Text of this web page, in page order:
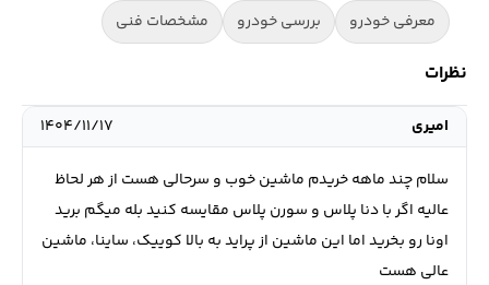
معرفی خودرو بررسی خودرو مشخصات فنی
نظرات
امیری ۱۴۰۴/۱۱/۱۷
سلام چند ماهه خریدم ماشین خوب و سرحالی هست از هر لحاظ
عالیه اگر با دنا پلاس و سورن پلاس مقایسه کنید بله میگم برید
اونا رو بخرید اما این ماشین از پراید به بالا کوییک، ساینا، ماشین
عالی هست